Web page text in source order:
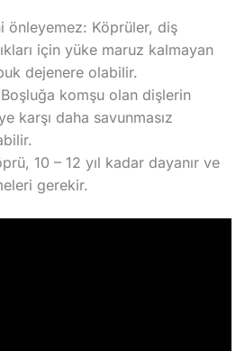
önleyemez: Köprüler, diş
için yüke maruz kalmayan
dejenere olabilir.
komşu olan dişlerin
karşı daha savunmasız
10 – 12 yıl kadar dayanır ve
gerekir.